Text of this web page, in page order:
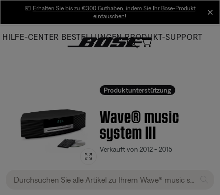
Main
💶 Erhalten Sie bis zu €300 Guthaben, indem Sie Ihr Bose-Produkt
eintauschen!
HILFE-CENTER BESTELLUNGEN PRODUKT-SUPPORT
Produktunterstützung
Wave® music
system III
Verkauft von 2012 - 2015